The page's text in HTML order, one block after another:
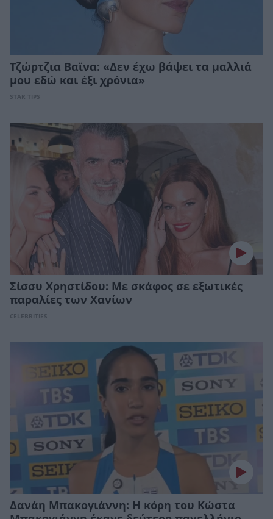
Τζώρτζια Βαϊνα: «Δεν έχω βάψει τα μαλλιά
μου εδώ και έξι χρόνια»
STAR TIPS
Σίσσυ Χρηστίδου: Με σκάφος σε εξωτικές
παραλίες των Χανίων
CELEBRITIES
Δανάη Μπακογιάννη: Η κόρη του Κώστα